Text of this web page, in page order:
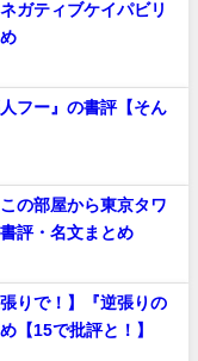
ガティブケイパビリ
フー』の書評【そん
の部屋から東京タワ
評・名文まとめ
りで！】『逆張りの
【15で批評と！】